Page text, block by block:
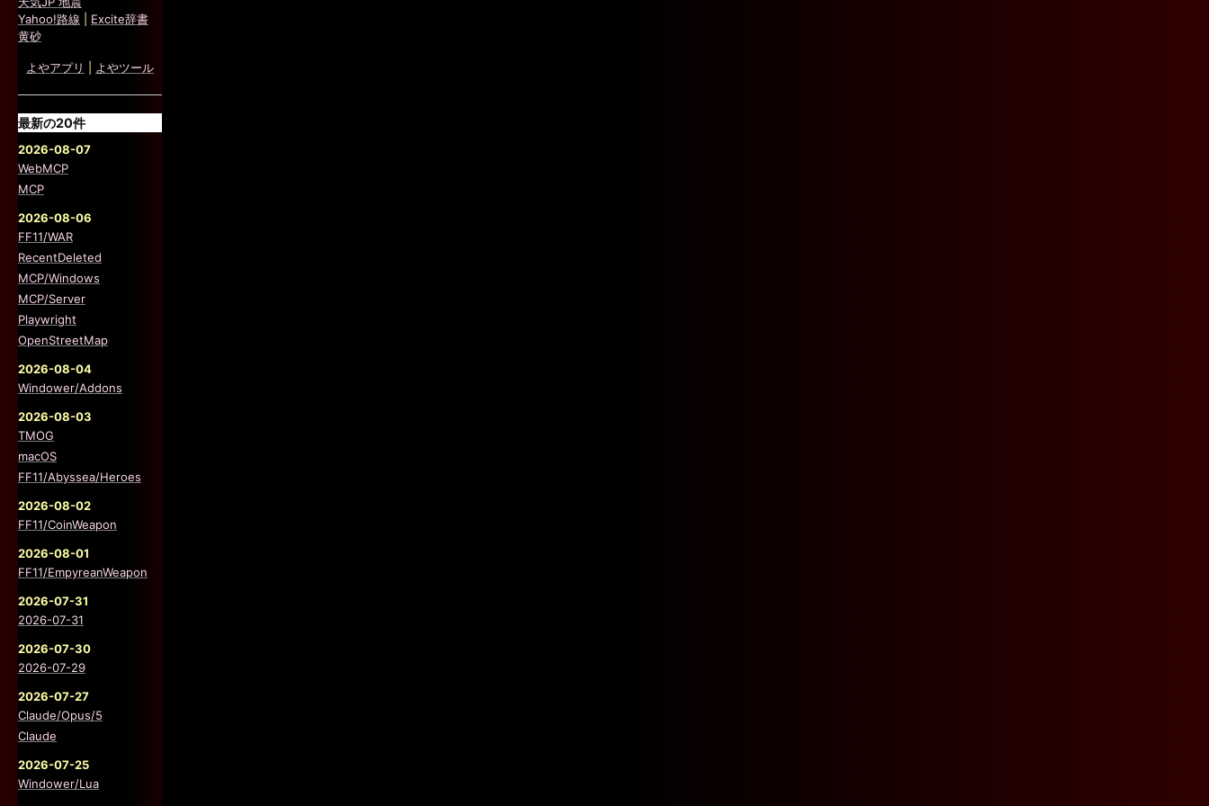
Yahoo!路線
Excite辞書
黄砂
よやアプリ よやツール
最新の20件
2026-08-07
WebMCP
MCP
2026-08-06
FF11/WAR
RecentDeleted
MCP/Windows
MCP/Server
Playwright
OpenStreetMap
2026-08-04
Windower/Addons
2026-08-03
TMOG
macOS
FF11/Abyssea/Heroes
2026-08-02
FF11/CoinWeapon
2026-08-01
FF11/EmpyreanWeapon
2026-07-31
2026-07-31
2026-07-30
2026-07-29
2026-07-27
Claude/Opus/5
Claude
2026-07-25
Windower/Lua